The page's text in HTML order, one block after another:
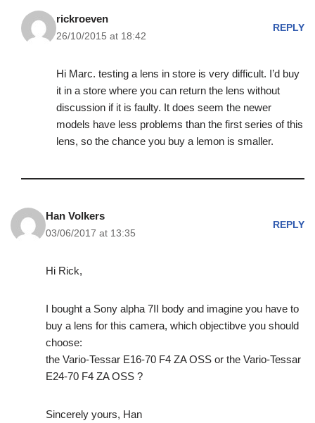
rickroeven
26/10/2015 at 18:42
REPLY
Hi Marc. testing a lens in store is very difficult. I’d buy
it in a store where you can return the lens without
discussion if it is faulty. It does seem the newer
models have less problems than the first series of this
lens, so the chance you buy a lemon is smaller.
Han Volkers
03/06/2017 at 13:35
REPLY
Hi Rick,
I bought a Sony alpha 7II body and imagine you have to
buy a lens for this camera, which objectibve you should
choose:
the Vario-Tessar E16-70 F4 ZA OSS or the Vario-Tessar
E24-70 F4 ZA OSS ?
Sincerely yours, Han